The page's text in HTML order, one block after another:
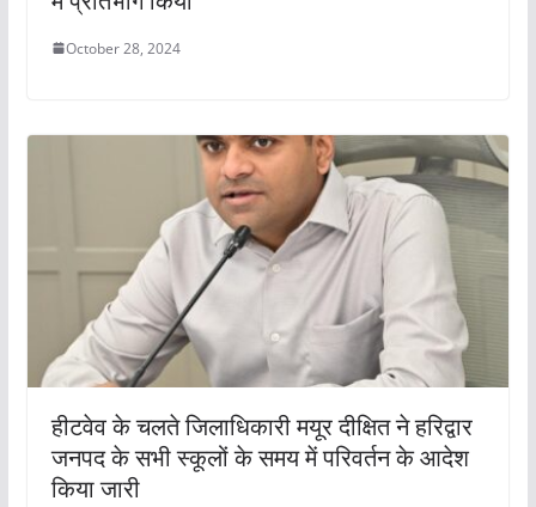
October 28, 2024
हीटवेव के चलते जिलाधिकारी मयूर दीक्षित ने हरिद्वार
जनपद के सभी स्कूलों के समय में परिवर्तन के आदेश
किया जारी